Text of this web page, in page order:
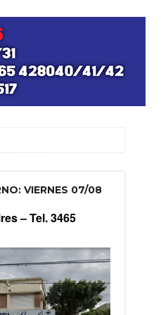
VIERNES 07/08
–Tel. 3465